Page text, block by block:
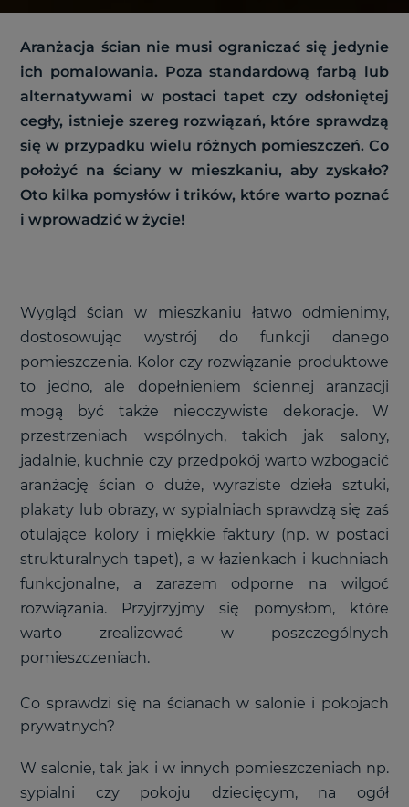
Aranżacja ścian nie musi ograniczać się jedynie
ich pomalowania. Poza standardową farbą lub
alternatywami w postaci tapet czy odsłoniętej
cegły, istnieje szereg rozwiązań, które sprawdzą
się w przypadku wielu różnych pomieszczeń. Co
położyć na ściany w mieszkaniu, aby zyskało?
Oto kilka pomysłów i trików, które warto poznać
i wprowadzić w życie!
Wygląd ścian w mieszkaniu łatwo odmienimy,
dostosowując wystrój do funkcji danego
pomieszczenia. Kolor czy rozwiązanie produktowe
to jedno, ale dopełnieniem ściennej aranzacji
mogą być także nieoczywiste dekoracje. W
przestrzeniach wspólnych, takich jak salony,
jadalnie, kuchnie czy przedpokój warto wzbogacić
aranżację ścian o duże, wyraziste dzieła sztuki,
plakaty lub obrazy, w sypialniach sprawdzą się zaś
otulające kolory i miękkie faktury (np. w postaci
strukturalnych tapet), a w łazienkach i kuchniach
funkcjonalne, a zarazem odporne na wilgoć
rozwiązania. Przyjrzyjmy się pomysłom, które
warto zrealizować w poszczególnych
pomieszczeniach.
Co sprawdzi się na ścianach w salonie i pokojach
prywatnych?
W salonie, tak jak i w innych pomieszczeniach np.
sypialni czy pokoju dziecięcym, na ogół